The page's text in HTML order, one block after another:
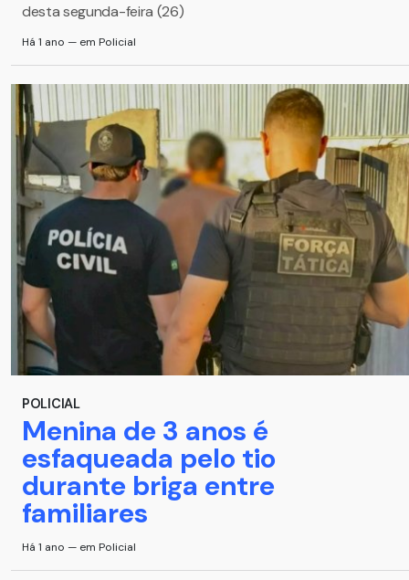
desta segunda-feira (26)
Há 1 ano — em Policial
POLICIAL
Menina de 3 anos é
esfaqueada pelo tio
durante briga entre
familiares
Há 1 ano — em Policial